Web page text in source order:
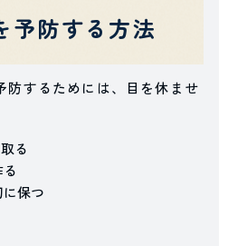
予防する方法
防するためには、目を休ませ
る
保つ